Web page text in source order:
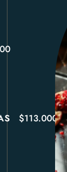
$113.000